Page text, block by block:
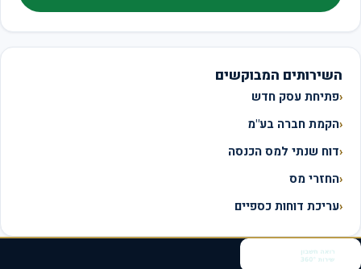
השירותים המבוקשים
פתיחת עסק חדש
הקמת חברה בע"מ
דוח שנתי למס הכנסה
החזרי מס
עריכת דוחות כספיים